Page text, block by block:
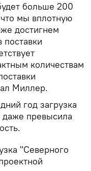
больше 200
мы вплотную
достигнем
количествам
Миллер.
год загрузка
даже превысила
"Северного